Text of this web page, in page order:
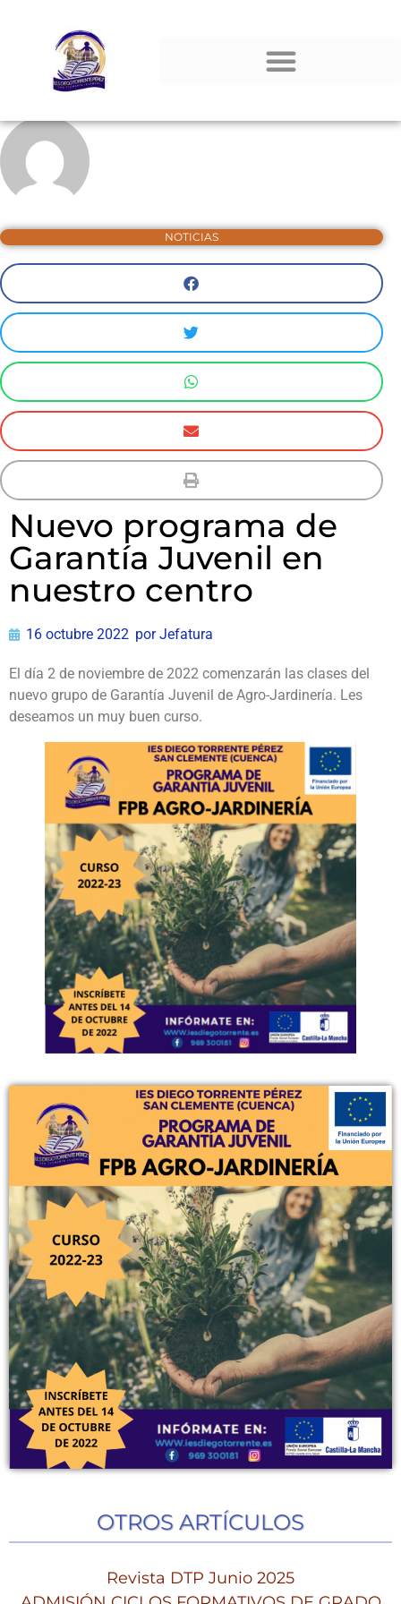
NOTICIAS
Nuevo programa de
Garantía Juvenil en
nuestro centro
16 octubre 2022 porJefatura
El día 2 de noviembre de 2022 comenzarán las clases del
nuevo grupo de Garantía Juvenil de Agro-Jardinería. Les
deseamos un muy buen curso.
OTROS ARTÍCULOS
Revista DTP Junio 2025